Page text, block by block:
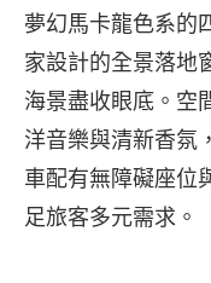
夢幻馬卡龍色系的
家設計的全景落地
海景盡收眼底。空
洋音樂與清新香氛
車配有無障礙座位
足旅客多元需求。